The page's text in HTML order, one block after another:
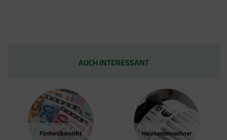
Förder­übersicht Heizkosten­rechner
AUCH INTERESSANT